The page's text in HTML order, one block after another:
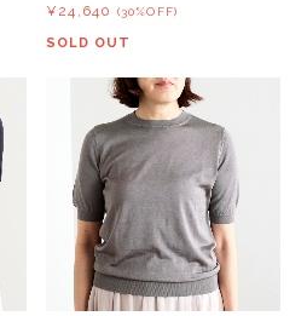
¥24,640
(30%OFF)
SOLD OUT